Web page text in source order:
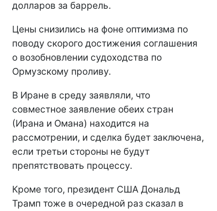
долларов за баррель.
Цены снизились на фоне оптимизма по
поводу скорого достижения соглашения
о возобновлении судоходства по
Ормузскому проливу.
В Иране в среду заявляли, что
совместное заявление обеих стран
(Ирана и Омана) находится на
рассмотрении, и сделка будет заключена,
если третьи стороны не будут
препятствовать процессу.
Кроме того, президент США Дональд
Трамп тоже в очередной раз сказал в